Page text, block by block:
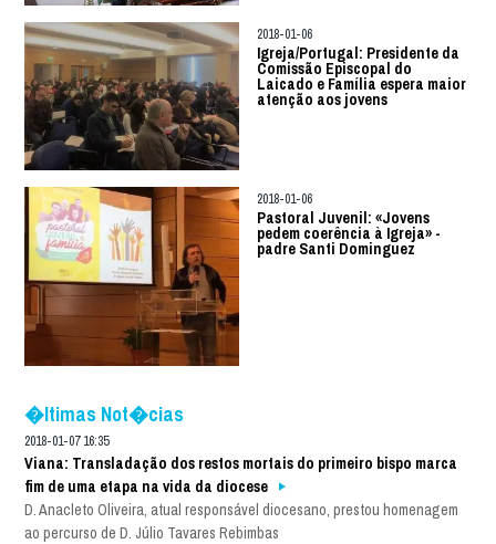
2018-01-06
Igreja/Portugal: Presidente da
Comissão Episcopal do
Laicado e Família espera maior
atenção aos jovens
2018-01-06
Pastoral Juvenil: «Jovens
pedem coerência à Igreja» -
padre Santi Dominguez
�ltimas Not�cias
2018-01-07 16:35
Viana: Transladação dos restos mortais do primeiro bispo marca
fim de uma etapa na vida da diocese
D. Anacleto Oliveira, atual responsável diocesano, prestou homenagem
ao percurso de D. Júlio Tavares Rebimbas